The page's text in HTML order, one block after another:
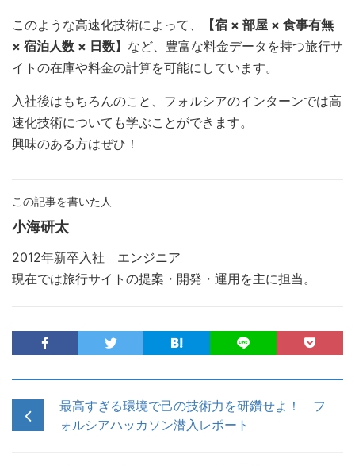
このような高速化技術によって、
【宿 × 部屋 × 食事有無
× 宿泊人数 × 日数】 など、豊富な料金データを持つ旅行サ
イトの在庫や料金の計算を可能にしています。
入社後はもちろんのこと、フォルシアのインターンでは高
速化技術についても学ぶことができます。
興味のある方はぜひ！
この記事を書いた人
小海研太
2012年新卒入社 エンジニア
現在では旅行サイトの提案・開発・運用を主に担当。
最高すぎる環境で己の技術力を研鑽せよ！ フ
ォルシアハッカソン潜入レポート